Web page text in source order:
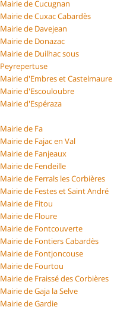
Mairie de Cucugnan
Mairie de Cuxac Cabardès
Mairie de Davejean
Mairie de Donazac
Mairie de Duilhac sous
Peyrepertuse
Mairie d'Embres et Castelmaure
Mairie d'Escouloubre
Mairie d'Espéraza
Mairie de Fa
Mairie de Fajac en Val
Mairie de Fanjeaux
Mairie de Fendeille
Mairie de Ferrals les Corbières
Mairie de Festes et Saint André
Mairie de Fitou
Mairie de Floure
Mairie de Fontcouverte
Mairie de Fontiers Cabardès
Mairie de Fontjoncouse
Mairie de Fourtou
Mairie de Fraissé des Corbières
Mairie de Gaja la Selve
Mairie de Gardie